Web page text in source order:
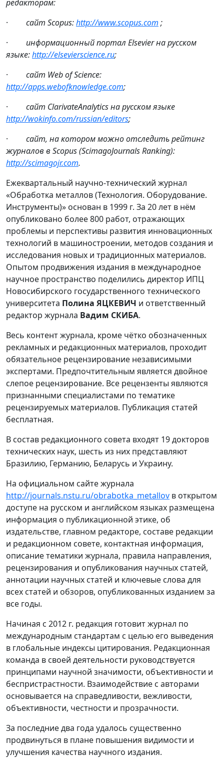
редакторам:
· сайт Scopus:http://www.scopus.com ;
· информационный портал Elsevier на русском
языке:http://elsevierscience.ru;
· сайт Web of Science:
http://apps.webofknowledge.com;
· сайт ClarivateAnalyticsна русском языке
http://wokinfo.com/russian/editors;
· сайт, на котором можно отследить рейтинг
журналов в Scopus (ScimagoJournals Ranking):
http://scimagojr.com.
Ежеквартальный научно-технический журнал
«Обработка металлов (Технология. Оборудование.
Инструменты)» основан в 1999 г. За 20 лет в нём
опубликовано более 800 работ, отражающих
проблемы и перспективы развития инновационных
технологий в машиностроении, методов создания и
исследования новых и традиционных материалов.
Опытом продвижения издания в международное
научное пространство поделились директор ИПЦ
Новосибирского государственного технического
университета Полина ЯЦКЕВИЧ и ответственный
редактор журнала Вадим СКИБА.
Весь контент журнала, кроме чётко обозначенных
рекламных и редакционных материалов, проходит
обязательное рецензирование независимыми
экспертами. Предпочтительным является двойное
слепое рецензирование. Все рецензенты являются
признанными специалистами по тематике
рецензируемых материалов. Публикация статей
бесплатная.
В состав редакционного совета входят 19 докторов
технических наук, шесть из них представляют
Бразилию, Германию, Беларусь и Украину.
На официальном сайте журнала
http://journals.nstu.ru/obrabotka_metallov в открытом
доступе на русском и английском языках размещена
информация о публикационной этике, об
издательстве, главном редакторе, составе редакции
и редакционном совете, контактная информация,
описание тематики журнала, правила направления,
рецензирования и опубликования научных статей,
аннотации научных статей и ключевые слова для
всех статей и обзоров, опубликованных изданием за
все годы.
Начиная с 2012 г. редакция готовит журнал по
международным стандартам с целью его выведения
в глобальные индексы цитирования. Редакционная
команда в своей деятельности руководствуется
принципами научной значимости, объективности и
беспристрастности. Взаимодействие с авторами
основывается на справедливости, вежливости,
объективности, честности и прозрачности.
За последние два года удалось существенно
продвинуться в плане повышения видимости и
улучшения качества научного издания.